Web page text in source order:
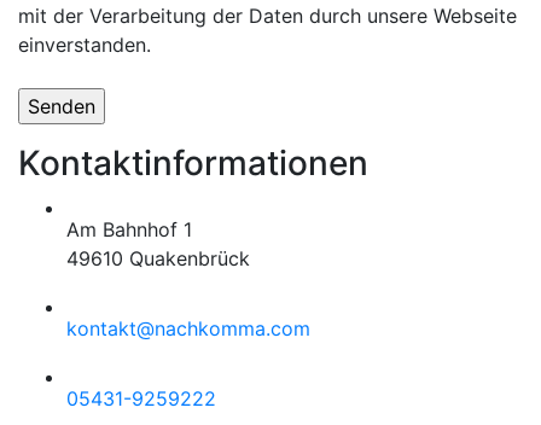
mit der Verarbeitung der Daten durch unsere Webseite
einverstanden.
Kontaktinformationen
Am Bahnhof 1
49610 Quakenbrück
kontakt@nachkomma.com
05431-9259222